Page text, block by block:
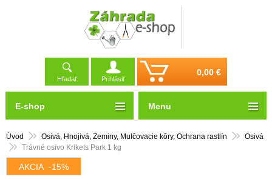
Hľadať Prihlásiť
0,00 €
Úvod Osivá, Hnojivá, Zeminy, Mulčovacie kôry, Ochrana rastlín
Osivá
Trávné osivo Krikets Park 1 kg
AKCIA -15%
E-shop Menu